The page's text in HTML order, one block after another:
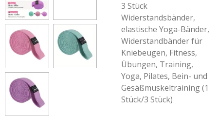
3 Stück
Widerstandsbänder,
elastische Yoga-Bänder,
Widerstandbänder für
Kniebeugen, Fitness,
Übungen, Training,
Yoga, Pilates, Bein- und
Gesäßmuskeltraining (1
Stück/3 Stück)